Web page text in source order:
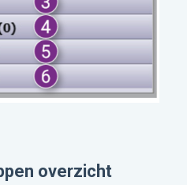
overzicht